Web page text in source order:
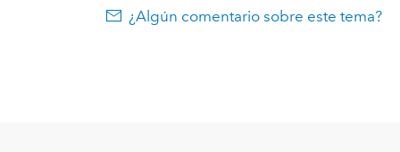
¿Algún comentario sobre este tema?